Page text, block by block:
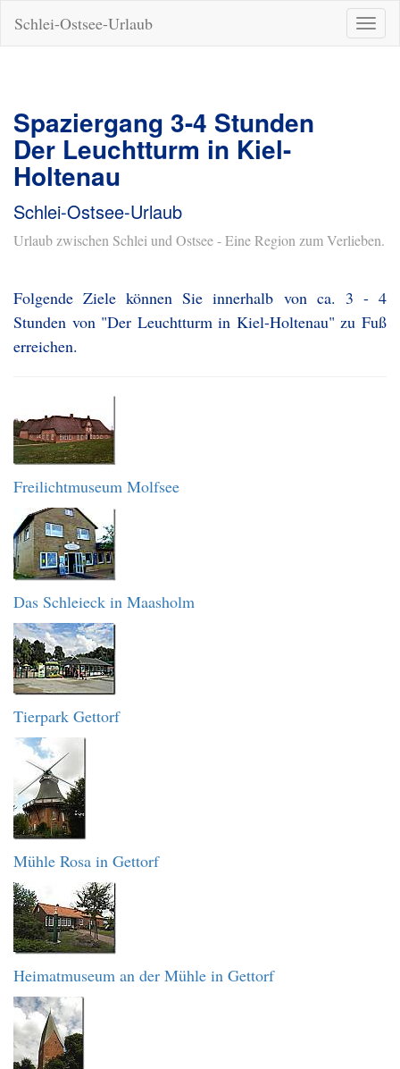
ein-/
Schlei-Ostsee-Urlaub
Spaziergang 3-4 Stunden
Der Leuchtturm in Kiel-
Holtenau
Schlei-Ostsee-Urlaub
Urlaub zwischen Schlei und Ostsee - Eine Region zum Verlieben.
Folgende Ziele können Sie innerhalb von ca. 3 - 4
Stunden von "Der Leuchtturm in Kiel-Holtenau" zu Fuß
erreichen.
Freilichtmuseum Molfsee
Das Schleieck in Maasholm
Tierpark Gettorf
Mühle Rosa in Gettorf
Heimatmuseum an der Mühle in Gettorf